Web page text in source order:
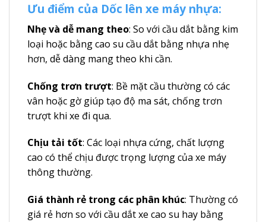
Ưu điểm của Dốc lên xe máy nhựa:
Nhẹ và dễ mang theo: So với cầu dắt bằng kim
loại hoặc bằng cao su cầu dắt bằng nhựa nhẹ
hơn, dễ dàng mang theo khi cần.
Chống trơn trượt: Bề mặt cầu thường có các
vân hoặc gờ giúp tạo độ ma sát, chống trơn
trượt khi xe đi qua.
Chịu tải tốt: Các loại nhựa cứng, chất lượng
cao có thể chịu được trọng lượng của xe máy
thông thường.
Giá thành rẻ trong các phân khúc: Thường có
giá rẻ hơn so với cầu dắt xe cao su hay bằng